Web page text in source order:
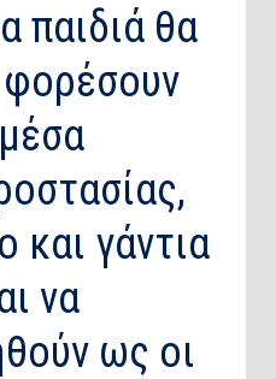
παιδιά θα
και γάντια
να
ως οι